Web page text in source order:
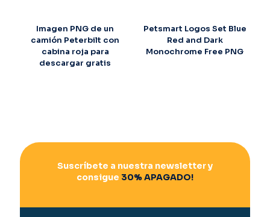
Imagen PNG de un
camión Peterbilt con
cabina roja para
descargar gratis
Petsmart Logos Set Blue
Red and Dark
Monochrome Free PNG
Suscríbete a nuestra newsletter y
consigue 30% APAGADO!